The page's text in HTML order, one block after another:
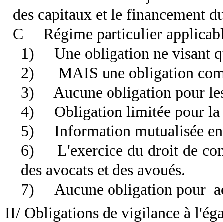
des capitaux et le financement
C
Régime particulier
1)
Une obligation ne visant
2)
MAIS une obligation
3)
Aucune obligation pour
4)
Obligation limitée pour
5)
Information mutualisée
6)
L'exercice du droit de
des avocats et des avoués.
7)
Aucune obligation pour
II/ Obligations de vigilance à